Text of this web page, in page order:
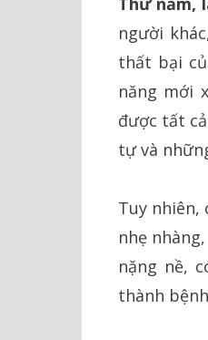
người
thất bại
năng mới
được tất
tự và
Tuy
nhẹ
nặng nề,
thành